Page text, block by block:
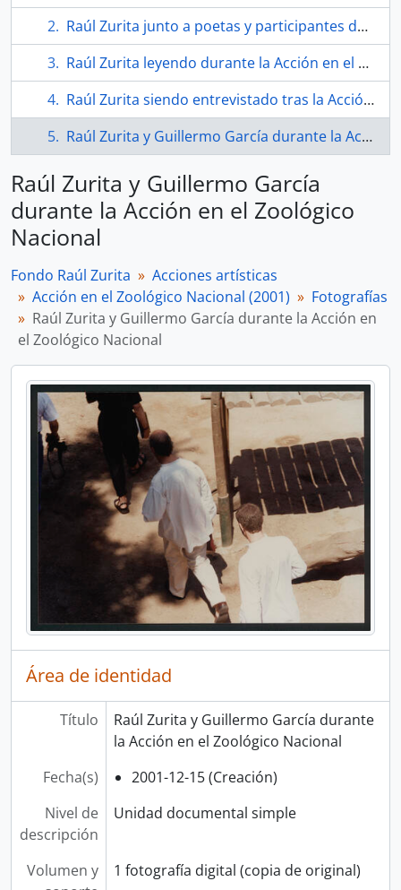
Raúl Zurita junto a poetas y participantes de la Acción en el Zoológico Nacional
Raúl Zurita leyendo durante la Acción en el Zoológico Nacional
Raúl Zurita siendo entrevistado tras la Acción en el Zoológico Nacional
Raúl Zurita y Guillermo García durante la Acción en el Zoológico Nacional
Raúl Zurita y Guillermo García
durante la Acción en el Zoológico
Nacional
Fondo Raúl Zurita
Acciones artísticas
Acción en el Zoológico Nacional (2001)
Fotografías
Raúl Zurita y Guillermo García durante la Acción en
el Zoológico Nacional
Área de identidad
Título
Raúl Zurita y Guillermo García durante
la Acción en el Zoológico Nacional
Fecha(s)
2001-12-15 (Creación)
Nivel de
descripción
Unidad documental simple
Volumen y
1 fotografía digital (copia de original)